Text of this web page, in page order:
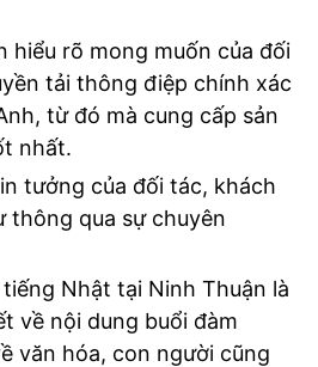
hiểu rõ mong muốn của đối
tải thông điệp chính xác
từ đó mà cung cấp sản
nhất.
tưởng của đối tác, khách
thông qua sự chuyên
Nhật tại Ninh Thuận là
về nội dung buổi đàm
văn hóa, con người cũng